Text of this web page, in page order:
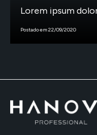
Lorem ipsum
Postado em 22/09/2020